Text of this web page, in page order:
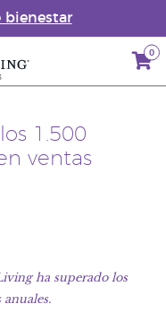
bienestar
0
1.500
ventas
ha superado los